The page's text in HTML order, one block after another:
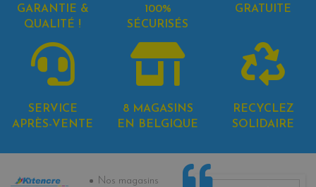
GARANTIE &
QUALITÉ !
100%
SÉCURISÉS
GRATUITE
SERVICE
APRÈS-VENTE
8 MAGASINS
EN BELGIQUE
RECYCLEZ
SOLIDAIRE
Informations
Nos magasins